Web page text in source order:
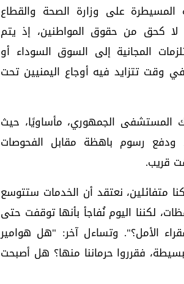
على وزارة الصحة والقطاع
لا كحق من حقوق المواطنين، إذ يتم
المجانية إلى السوق السوداء أو
وقت تتزايد فيه أوجاع اليمنيين تحت
المستشفى الجمهوري، مأساويًا، حيث
رسوم باهظة مقابل الفحوصات
قريب.
متفائلين، نعتقد أن الخدمات ستتوسع
لكننا اليوم نُفاجأ بأنها توقفت حتى
الأمل؟". وتساءل آخر: "هل هوامير
فقرروا حرماننا منها؟ هل أصبحت